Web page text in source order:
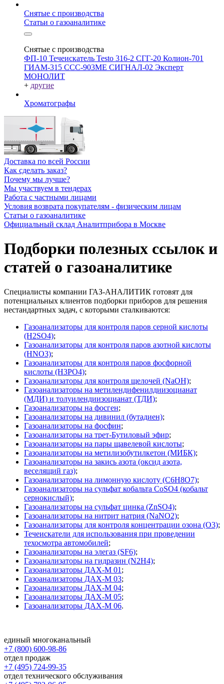
Снятые с производства
Статьи о газоаналитике
Снятые с производства
ФП-10 Течеискатель Testo 316-2 СГГ-20 Колион-701
ГИАМ-315 ССС-903МЕ СИГНАЛ-02 Эксперт
МОНОЛИТ
+ другие
Хроматографы
Доставка по всей России
Как сделать заказ?
Почему мы лучше?
Мы участвуем в тендерах
Работа с частными лицами
Условия возврата покупателям - физическим лицам
Статьи о газоаналитике
Официальный склад Аналитприбора в Москве
Подборки полезных ссылок и
статей о газоаналитике
Специалисты компании ГАЗ-АНАЛИТИК готовят для
потенциальных клиентов подборки приборов для решения
нестандартных задач, с которыми сталкиваются:
Газоанализаторы для контроля паров серной кислоты
(H2SO4);
Газоанализаторы для контроля паров азотной кислоты
(HNO3);
Газоанализаторы для контроля паров фосфорной
кислоты (H3PO4);
Газоанализаторы для контроля щелочей (NaOH);
Газоанализаторы на метилендифенилдиизоцианат
(МДИ) и толуилендиизоцианат (ТДИ);
Газоанализаторы на фосген;
Газоанализаторы на дивинил (бутадиен);
Газоанализаторы на фосфин;
Газоанализаторы на трет-Бутиловый эфир;
Газоанализаторы на пары щавелевой кислоты;
Газоанализаторы на метилизобутилкетон (МИБК);
Газоанализаторы на закись азота (оксид азота,
веселящий газ);
Газоанализаторы на лимонную кислоту (C6H8O7);
Газоанализаторы на сульфат кобальта CoSO4 (кобальт
сернокислый);
Газоанализаторы на сульфат цинка (ZnSO4);
Газоанализаторы на нитрит натрия (NaNO2);
Газоанализаторы для контроля концентрации озона (O3);
Течеискатели для использования при проведении
техосмотра автомобилей;
Газоанализаторы на элегаз (SF6);
Газоанализаторы на гидразин (N2H4);
Газоанализаторы ДАХ-М 01 ;
Газоанализаторы ДАХ-М 03;
Газоанализаторы ДАХ-М 04;
Газоанализаторы ДАХ-М 05;
Газоанализаторы ДАХ-М 06.
единый многоканальный
+7 (800) 600-98-86
отдел продаж
+7 (495) 724-99-35
отдел технического обслуживания